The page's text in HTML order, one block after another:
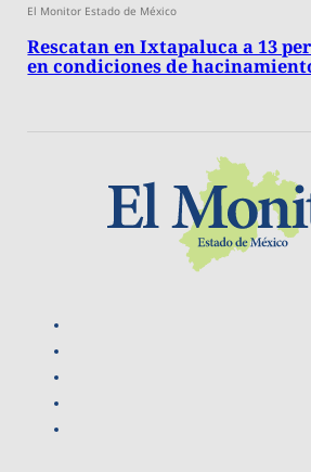
El Monitor Estado de México
Rescatan en Ixtapaluca a 13
en condiciones de